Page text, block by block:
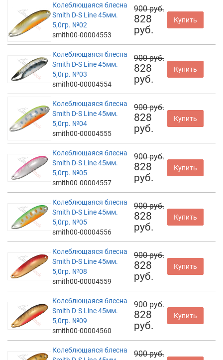
Колеблющаяся блесна
Smith D-S Line 45мм.
5,0гр. №02
smith00-00004553
900 руб.
828
руб.
Купить
Колеблющаяся блесна
Smith D-S Line 45мм.
5,0гр. №03
smith00-00004554
900 руб.
828
руб.
Купить
Колеблющаяся блесна
Smith D-S Line 45мм.
5,0гр. №04
smith00-00004555
900 руб.
828
руб.
Купить
Колеблющаяся блесна
Smith D-S Line 45мм.
5,0гр. №05
smith00-00004557
900 руб.
828
руб.
Купить
Колеблющаяся блесна
Smith D-S Line 45мм.
5,0гр. №05
smith00-00004556
900 руб.
828
руб.
Купить
Колеблющаяся блесна
Smith D-S Line 45мм.
5,0гр. №08
smith00-00004559
900 руб.
828
руб.
Купить
Колеблющаяся блесна
Smith D-S Line 45мм.
5,0гр. №09
smith00-00004560
900 руб.
828
руб.
Купить
Колеблющаяся блесна
900 руб.